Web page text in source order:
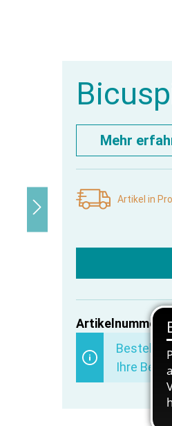
Mehr
Artikel in
Artikelnummer:
Bestellen
Ihre